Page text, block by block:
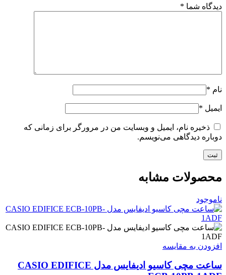
دیدگاه شما *
نام *
ایمیل *
ذخیره نام، ایمیل و وبسایت من در مرورگر برای زمانی که
دوباره دیدگاهی می‌نویسم.
محصولات مشابه
ناموجود
افزودن به مقایسه
ساعت مچی کاسیو ادیفایس مدل CASIO EDIFICE